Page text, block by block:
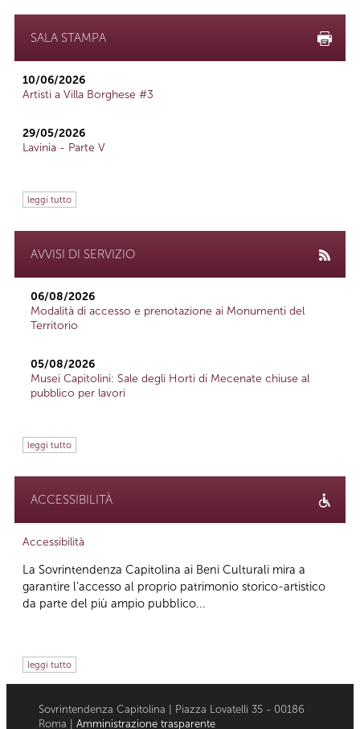
SALA STAMPA
10/06/2026
Artisti a Villa Borghese #3
29/05/2026
Lavinia - Parte V
leggi tutto
AVVISI DI SERVIZIO
06/08/2026
Modalità di accesso e prenotazione ai Monumenti del
Territorio
05/08/2026
Musei Capitolini: Sale degli Horti di Mecenate chiuse al
pubblico per lavori
leggi tutto
ACCESSIBILITÀ
Accessibilità
La Sovrintendenza Capitolina ai Beni Culturali mira a
garantire l’accesso al proprio patrimonio storico-artistico
da parte del più ampio pubblico...
leggi tutto
Sovrintendenza Capitolina | Piazza Lovatelli 35 - 00186
Roma | Amministrazione trasparente